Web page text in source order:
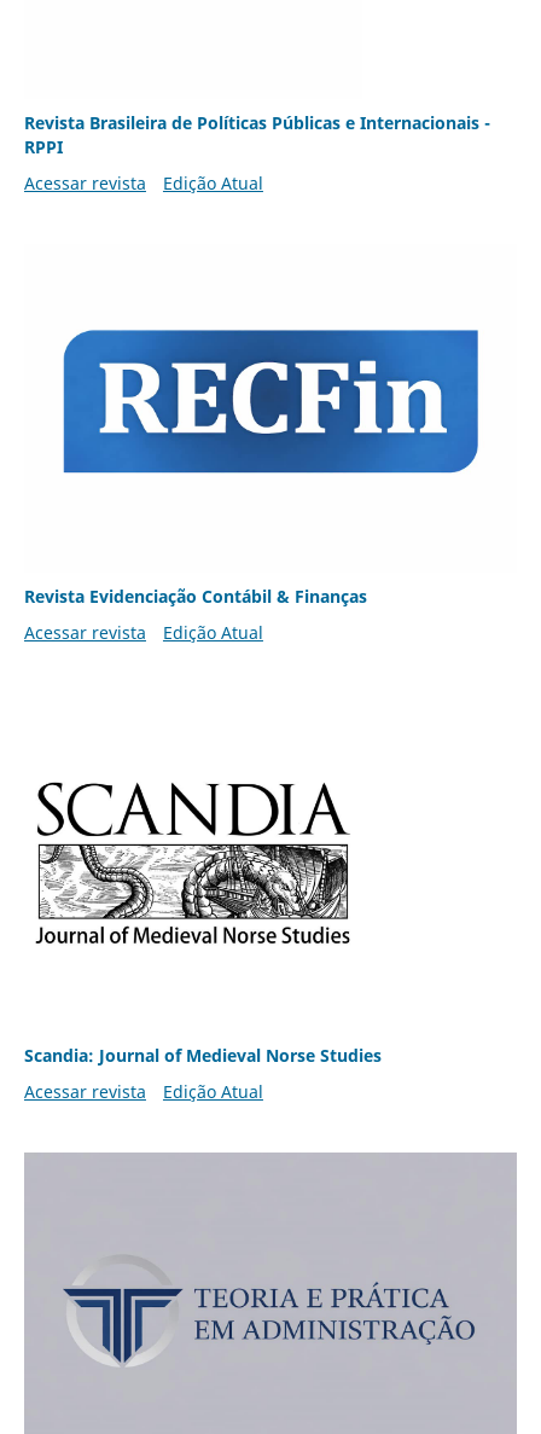
Revista Brasileira de Políticas Públicas e Internacionais -
RPPI
Acessar revista
Edição Atual
Revista Evidenciação Contábil & Finanças
Acessar revista
Edição Atual
Scandia: Journal of Medieval Norse Studies
Acessar revista
Edição Atual